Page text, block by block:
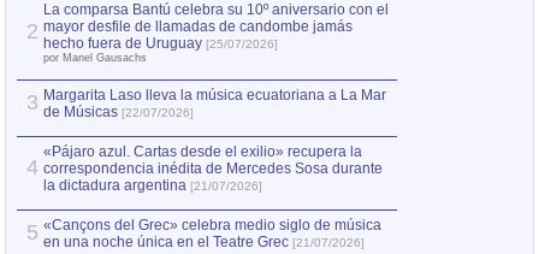
2
La comparsa Bantú celebra su 10º aniversario con el
mayor desfile de llamadas de candombe jamás
hecho fuera de Uruguay [25/07/2026]
por Manel Gausachs
3 Margarita Laso lleva la música ecuatoriana a La Mar
de Músicas [22/07/2026]
4
«Pájaro azul. Cartas desde el exilio» recupera la
correspondencia inédita de Mercedes Sosa durante
la dictadura argentina [21/07/2026]
5 «Cançons del Grec» celebra medio siglo de música
en una noche única en el Teatre Grec [21/07/2026]